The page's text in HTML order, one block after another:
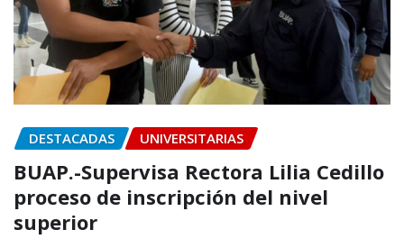
DESTACADAS UNIVERSITARIAS
BUAP.-Supervisa Rectora Lilia Cedillo
proceso de inscripción del nivel
superior